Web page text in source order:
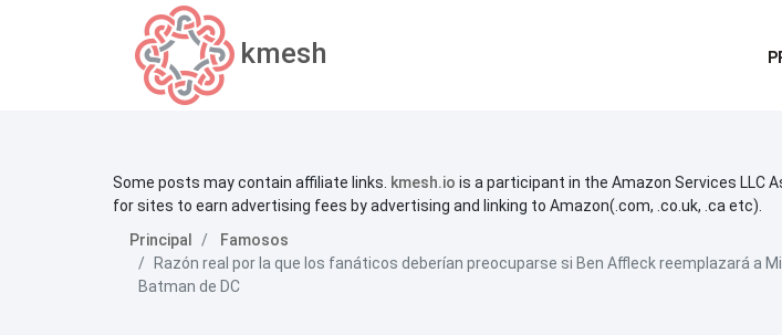
kmesh
Some posts may contain affiliate links. kmesh.io is a participant in the Amazon Services LLC
for sites to earn advertising fees by advertising and linking to Amazon(.com, .co.uk, .ca etc).
Principal
Famosos
Razón real por la que los fanáticos deberían preocuparse si Ben Affleck reemplazará a
Batman de DC